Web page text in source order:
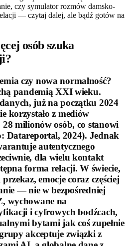
czy symulator rozmów damsko-
— czytaj dalej, ale bądź gotów na
osób szuka
czy nowa normalność?
pandemią XXI wieku.
już na początku 2024
korzystało z mediów
28 milionów osób, co stanowi
Datareportal, 2024). Jednak
autentycznego
dla wielu kontakt
forma relacji. W świecie,
emocje coraz częściej
— nie w bezpośredniej
wychowane na
i cyfrowych bodźcach,
bytami jak coś zupełnie
akceptuje związki z